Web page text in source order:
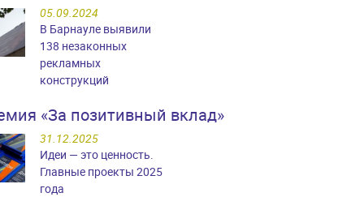
05.09.2024
В Барнауле выявили
138 незаконных
рекламных
конструкций
«За позитивный вклад»
31.12.2025
Идеи — это ценность.
Главные проекты 2025
года